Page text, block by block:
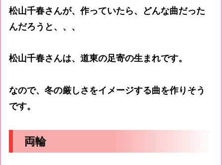
松山千春さんが、作っていたら、どんな曲だった
んだろうと、、、
松山千春さんは、道東の足寄の生まれです。
なので、冬の厳しさをイメージする曲を作りそう
です。
両輪